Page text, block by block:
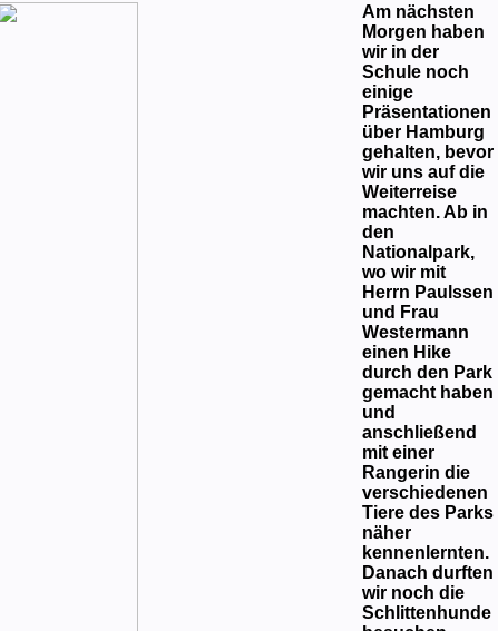
Am nächsten
Morgen haben
wir in der
Schule noch
einige
Präsentationen
über Hamburg
gehalten, bevor
wir uns auf die
Weiterreise
machten. Ab in
den
Nationalpark,
wo wir mit
Herrn Paulssen
und Frau
Westermann
einen Hike
durch den Park
gemacht haben
und
anschließend
mit einer
Rangerin die
verschiedenen
Tiere des Parks
näher
kennenlernten.
Danach durften
wir noch die
Schlittenhunde